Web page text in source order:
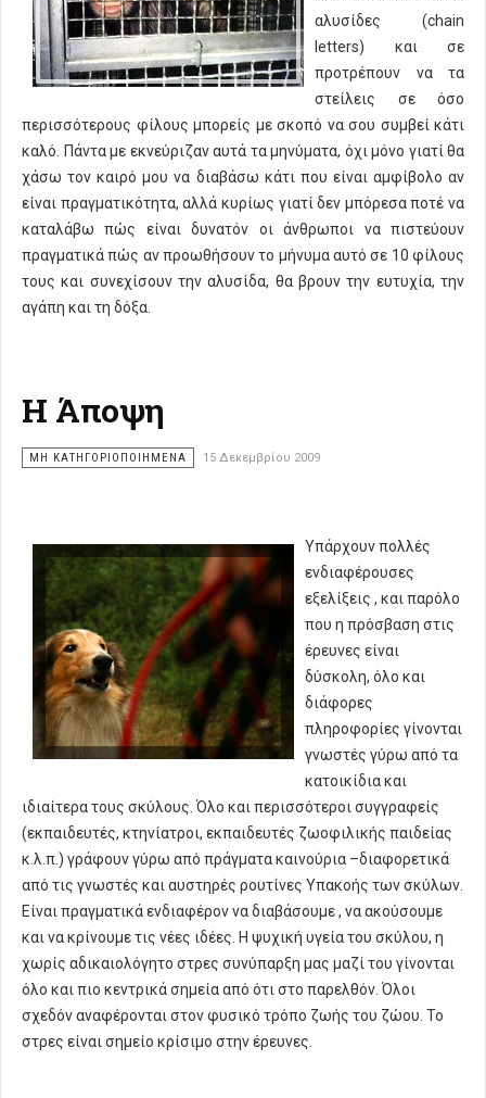
αλυσίδες (chain
letters) και σε
προτρέπουν να τα
στείλεις σε όσο
περισσότερους φίλους μπορείς με σκοπό να σου συμβεί κάτι
καλό. Πάντα με εκνεύριζαν αυτά τα μηνύματα, όχι μόνο γιατί θα
χάσω τον καιρό μου να διαβάσω κάτι που είναι αμφίβολο αν
είναι πραγματικότητα, αλλά κυρίως γιατί δεν μπόρεσα ποτέ να
καταλάβω πώς είναι δυνατόν οι άνθρωποι να πιστεύουν
πραγματικά πώς αν προωθήσουν το μήνυμα αυτό σε 10 φίλους
τους και συνεχίσουν την αλυσίδα, θα βρουν την ευτυχία, την
αγάπη και τη δόξα.
Η Άποψη
ΜΗ ΚΑΤΗΓΟΡΙΟΠΟΙΗΜΈΝΑ 15 Δεκεμβρίου 2009
Υπάρχουν πολλές
ενδιαφέρουσες
εξελίξεις , και παρόλο
που η πρόσβαση στις
έρευνες είναι
δύσκολη, όλο και
διάφορες
πληροφορίες γίνονται
γνωστές γύρω από τα
κατοικίδια και
ιδιαίτερα τους σκύλους. Όλο και περισσότεροι συγγραφείς
(εκπαιδευτές, κτηνίατροι, εκπαιδευτές ζωοφιλικής παιδείας
κ.λ.π.) γράφουν γύρω από πράγματα καινούρια –διαφορετικά
από τις γνωστές και αυστηρές ρουτίνες Υπακοής των σκύλων.
Είναι πραγματικά ενδιαφέρον να διαβάσουμε , να ακούσουμε
και να κρίνουμε τις νέες ιδέες. Η ψυχική υγεία του σκύλου, η
χωρίς αδικαιολόγητο στρες συνύπαρξη μας μαζί του γίνονται
όλο και πιο κεντρικά σημεία από ότι στο παρελθόν. Όλοι
σχεδόν αναφέρονται στον φυσικό τρόπο ζωής του ζώου. Το
στρες είναι σημείο κρίσιμο στην έρευνες.